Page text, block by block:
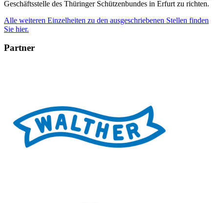
Geschäftsstelle des Thüringer Schützenbundes in Erfurt zu richten.
Alle weiteren Einzelheiten zu den ausgeschriebenen Stellen finden
Sie hier.
Partner